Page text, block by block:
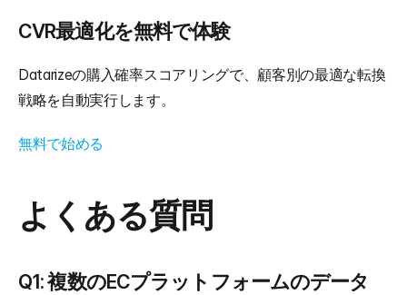
CVR最適化を無料で体験
Datarizeの購入確率スコアリングで、顧客別の最適な転換
戦略を自動実行します。
無料で始める
よくある質問
Q1: 複数のECプラットフォームのデータ